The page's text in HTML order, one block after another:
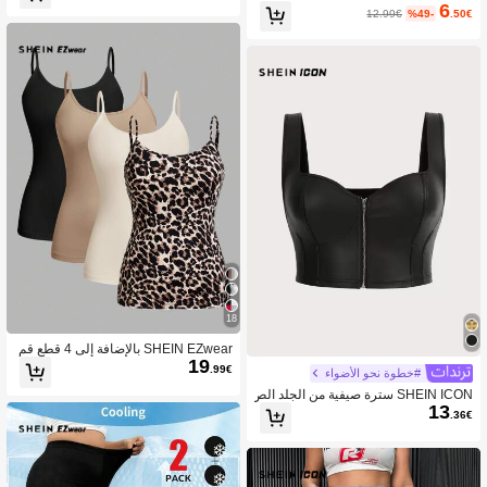
6.50€
%49-
12.99€
#خطوة نحو الأضواء
SHEIN ICON سترة صيفية من الجلد الص
ناعي سحاب + مقاس كبير
13.36€
18
SHEIN EZwear بالإضافة إلى 4 قطع قم
صان كامي بلون واحد و بطبعات نمر'
19.99€